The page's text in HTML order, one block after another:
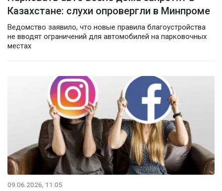
Казахстане: слухи опровергли в Минпроме
Ведомство заявило, что новые правила благоустройства
не вводят ограничений для автомобилей на парковочных
местах
09.06.2026, 11:05